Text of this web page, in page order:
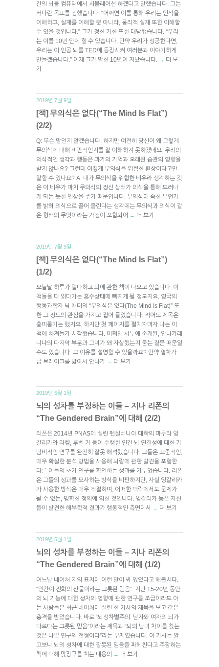
간의 뇌를 컴퓨터에서 시뮬레이션 하겠다고 말했습니다. 그는
커다란 목표를 정했습니다. “어쩌면 이를 통해 우리는 인식을
이해하고, 실재를 이해할 뿐 아니라, 물리적 실재 또한 이해할
수 있을 것입니다.” 그가 정한 기한 또한 대담했습니다. “우리
는 이를 10년 안에 할 수 있습니다. 만약 우리가 성공한다면,
우리는 이 인공 뇌를 TED에 등장시켜 여러분과 이야기하게
만들겠습니다.” 이제 그가 말한 10년이 지났습니다.
→ 더 보
기
2019년 7월 9일.
[책] 무의식은 없다(“The Mind Is Flat”)
(2/2)
Q: 무슨 말인지 알겠습니다. 하지만 여전히 당신이 왜 그렇게
무의식에 대해 비판적인지를 잘 이해하지 못하겠네요. 우리의
의식적인 생각과 행동은 과거의 기억과 오래된 습관의 영향을
받지 않나요? 그런데 어떻게 무의식을 위험한 환상이라고만
말할 수 있나요? A: 내가 무의식을 위험한 비유라 생각하는 것
은 이 비유가 마치 무의식의 정신 상태가 의식을 통해 드러나
게 되는 듯한 인상을 주기 때문입니다. 무의식에 속한 무언가
를 밝혀 의식으로 끌어 올린다는 생각에는 무의식과 의식이 같
은 형태의 무엇이라는 가정이 포함되어 → 더 보기
2019년 7월 9일.
[책] 무의식은 없다(“The Mind Is Flat”)
(1/2)
오늘날 하루가 멀다하고 뇌에 관한 책이 나오고 있습니다. 이
책들을 다 읽다가는 혼수상태에 빠지게 될 정도지요. 영국의
행동과학자 닉 채터의 “무의식은 없다(The Mind Is Flat)” 또
한 그 정도의 관심을 가지고 집어 들었습니다. 적어도 제목은
흥미롭기는 했지요. 하지만 첫 페이지를 펼치자마자 나는 이
책에 빠져들기 시작했습니다. 어쩌면 서두에 소개된, 안나카레
니나의 마지막 부분과 그녀가 왜 자살했는지 묻는 질문 때문일
수도 있습니다. 그 이유를 설명할 수 있을까요? 만약 열차가
급 브레이크를 밟아서 안나가 → 더 보기
2019년 5월 1일.
뇌의 성차를 부정하는 이들 – 지나 리폰의
“The Gendered Brain”에 대해 (2/2)
리폰은 2014년 PNAS에 실린 펜실베니아 대학의 마두라 잉
갈리카와 라켈, 루벤 거 등이 수행한 인간 뇌 연결성에 대한 기
념비적인 연구를 완전히 잘못 해석했습니다. 그들은 표준적인,
매우 확실한 분석 방법을 사용해 뇌량에 관한 발견을 포함한
다른 이들의 초기 연구를 확인하는 성과를 거두었습니다. 리폰
은 그들의 성과를 묘사하는 방식을 비판하지만, 사실 잉갈리카
가 사용한 방식은 매우 적절하며, 어떠한 맥락에서도 문제가
될 수 없는, 명확한 정의에 의한 것입니다. 잉갈리카 등은 자신
들이 발견한 해부학적 결과가 행동적인 측면에서
→ 더 보기
2019년 5월 1일.
뇌의 성차를 부정하는 이들 – 지나 리폰의
“The Gendered Brain”에 대해 (1/2)
어느날 네이처 지의 표지에 이런 말이 써 있었다고 해봅시다.
“인간이 진화의 산물이라는 그릇된 믿음”. 지난 15-20년 동안
의 뇌 기능에 대한 성차의 영향에 관한 연구를 조금이라도 아
는 사람들은 최근 네이처에 실린 한 기사의 제목을 보고 같은
충격을 받았습니다. 바로 “뇌성차별주의: 남자와 여자의 뇌가
다르다는 그릇된 믿음”이라는 제목과 “뇌의 남녀 차이를 찾는
것은 나쁜 연구의 전형이다”라는 부제였습니다. 이 기사는 알
고보니 뇌의 성차에 대한 잘못된 믿음을 파헤친다고 주장하는
책에 대해 맞장구를 치는 내용의
→ 더 보기